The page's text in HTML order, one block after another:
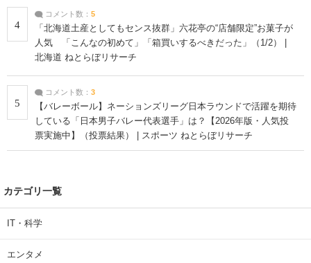
4
コメント数： 5
「北海道土産としてもセンス抜群」六花亭の“店舗限定”お菓子が
人気 「こんなの初めて」「箱買いするべきだった」（1/2） |
北海道 ねとらぼリサーチ
5
コメント数： 3
【バレーボール】ネーションズリーグ日本ラウンドで活躍を期待
している「日本男子バレー代表選手」は？【2026年版・人気投
票実施中】（投票結果） | スポーツ ねとらぼリサーチ
カテゴリ一覧
IT・科学
エンタメ